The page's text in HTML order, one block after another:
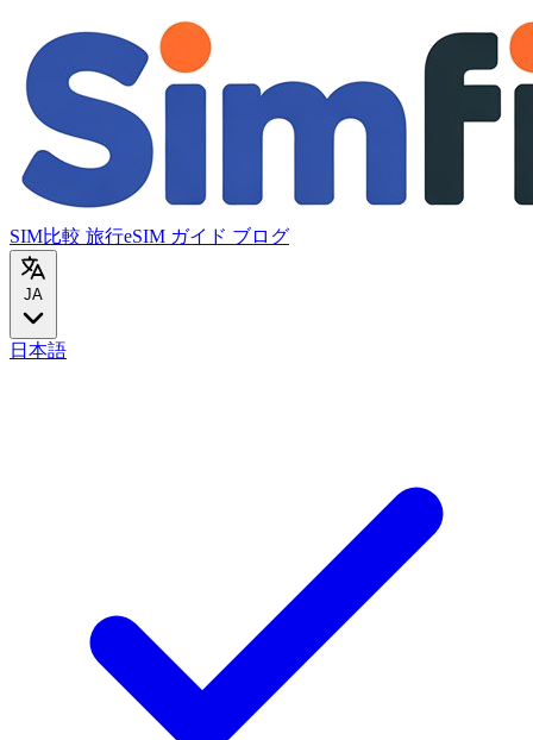
SIM比較 旅行eSIM ガイド ブログ
JA
日本語